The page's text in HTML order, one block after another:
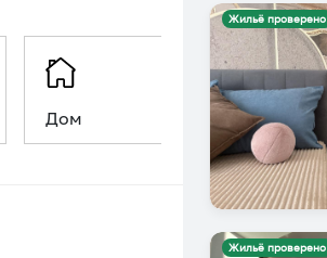
Дом Уникальное
Жильё проверено
Жильё проверено